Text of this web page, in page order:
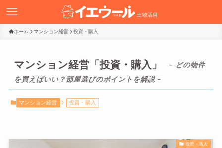
ホーム マンション経営 投資・購入
マンション経営「投資・購入」 – どの物件
を買えばいい？部屋選びのポイントを解説 –
マンション経営 投資・購入
投資・購入